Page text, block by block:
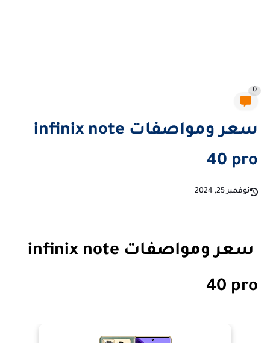
0
سعر ومواصفات infinix note
40 pro
نوفمبر 25, 2024
سعر ومواصفات infinix note
40 pro